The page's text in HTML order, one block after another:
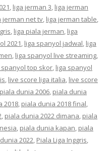
, liga jerman 3, liga jerman
jerman net tv, liga jerman table,
, liga piala jerman, liga
2021, liga spanyol jadwal, liga
, liga spanyol live streaming,
spanyol top skor, liga spanyol
, live score liga italia, live score
piala dunia 2006, piala dunia
2018, piala dunia 2018 final,
, piala dunia 2022 dimana, piala
, piala dunia kapan, piala
2022, Piala Liga Inggris,